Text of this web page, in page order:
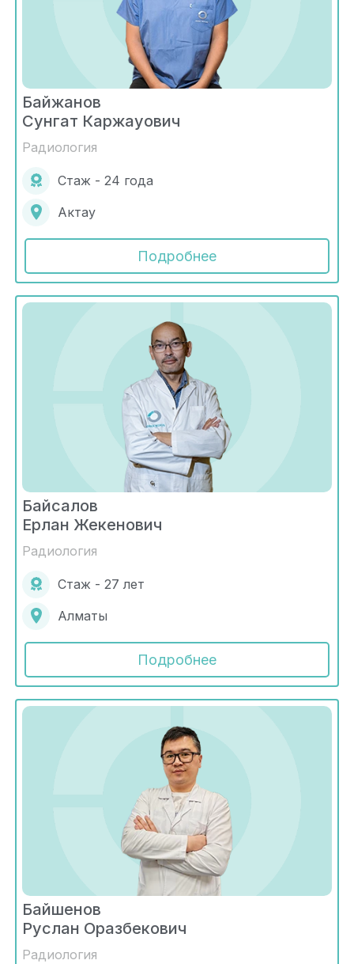
Байжанов
Сунгат Каржауович
Радиология
Стаж - 24 года
Актау
Подробнее
Байсалов
Ерлан Жекенович
Радиология
Стаж - 27 лет
Алматы
Подробнее
Байшенов
Руслан Оразбекович
Радиология